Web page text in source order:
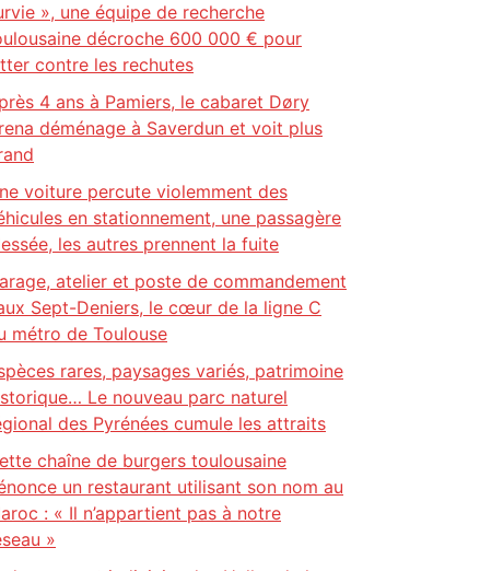
», une équipe de recherche
décroche 600 000 € pour
contre les rechutes
4 ans à Pamiers, le cabaret Døry
déménage à Saverdun et voit plus
voiture percute violemment des
en stationnement, une passagère
les autres prennent la fuite
atelier et poste de commandement
Sept-Deniers, le cœur de la ligne C
métro de Toulouse
rares, paysages variés, patrimoine
Le nouveau parc naturel
des Pyrénées cumule les attraits
chaîne de burgers toulousaine
un restaurant utilisant son nom au
: « Il n’appartient pas à notre
»